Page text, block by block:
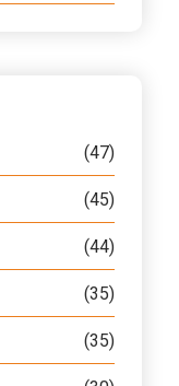
(47)
(45)
(44)
(35)
(35)